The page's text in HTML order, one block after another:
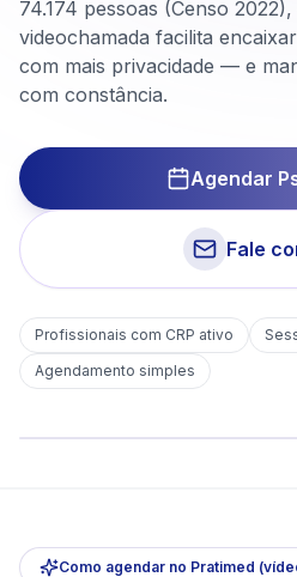
74.174 pessoas (Censo
videochamada facilita
com mais privacidade — e
com constância.
Agendar
Fale
Profissionais com CRP ativo
Agendamento simples
Como agendar no Pratimed